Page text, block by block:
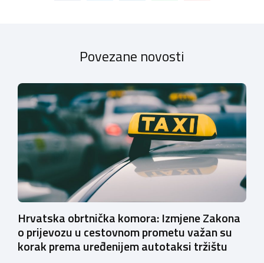
Povezane novosti
Hrvatska obrtnička komora: Izmjene Zakona
o prijevozu u cestovnom prometu važan su
korak prema uređenijem autotaksi tržištu